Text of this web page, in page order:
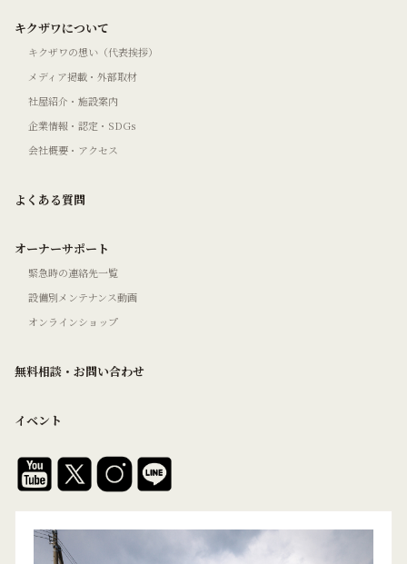
キクザワについて
キクザワの想い（代表挨拶）
メディア掲載・外部取材
社屋紹介・施設案内
企業情報・認定・SDGs
会社概要・アクセス
よくある質問
オーナーサポート
緊急時の連絡先一覧
設備別メンテナンス動画
オンラインショップ
無料相談・お問い合わせ
イベント